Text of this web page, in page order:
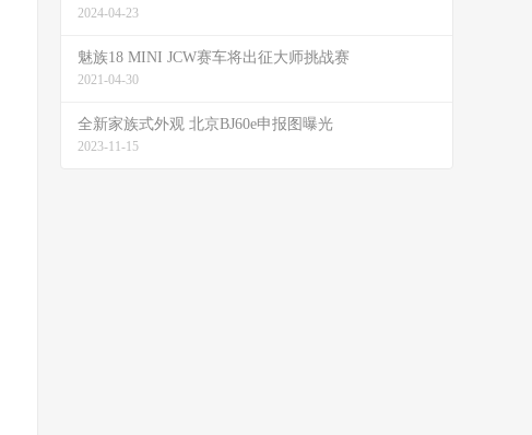
2024-04-23
魅族18 MINI JCW赛车将出征大师挑战赛
2021-04-30
全新家族式外观 北京BJ60e申报图曝光
2023-11-15